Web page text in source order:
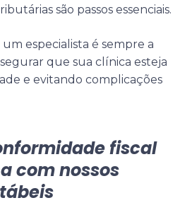
são passos essenciais.
especialista é sempre a
que sua clínica esteja
e evitando complicações
fiscal
com nossos